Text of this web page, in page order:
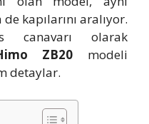
kapılarını aralıyor.
canavarı olarak
ZB20 modeli
detaylar.